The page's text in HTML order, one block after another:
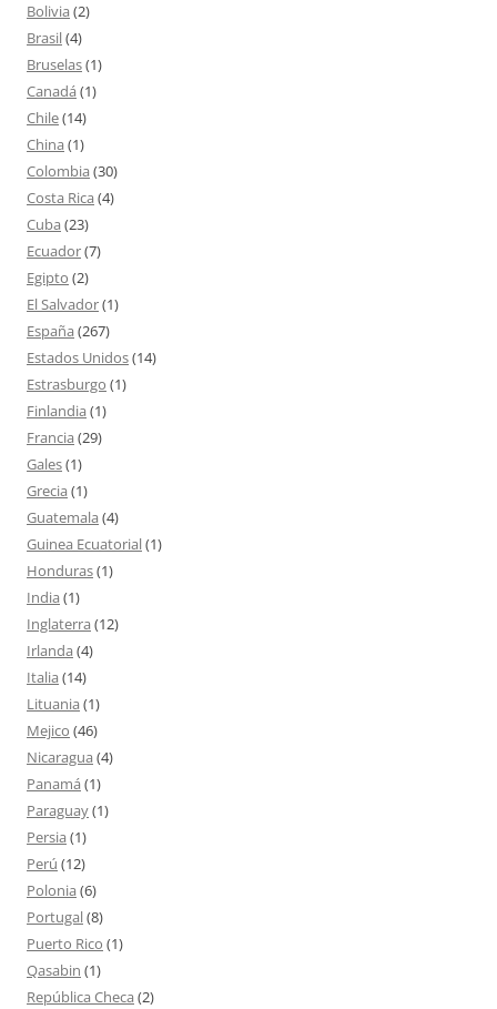
Bolivia (2)
Brasil(4)
Bruselas(1)
Canadá (1)
Chile(14)
China (1)
Colombia (30)
Costa Rica (4)
Cuba (23)
Ecuador(7)
Egipto (2)
El Salvador(1)
España (267)
Estados Unidos(14)
Estrasburgo (1)
Finlandia (1)
Francia (29)
Gales(1)
Grecia (1)
Guatemala (4)
Guinea Ecuatorial(1)
Honduras(1)
India (1)
Inglaterra (12)
Irlanda (4)
Italia (14)
Lituania (1)
Mejico (46)
Nicaragua (4)
Panamá (1)
Paraguay(1)
Persia (1)
Perú (12)
Polonia (6)
Portugal(8)
Puerto Rico (1)
Qasabin (1)
República Checa (2)